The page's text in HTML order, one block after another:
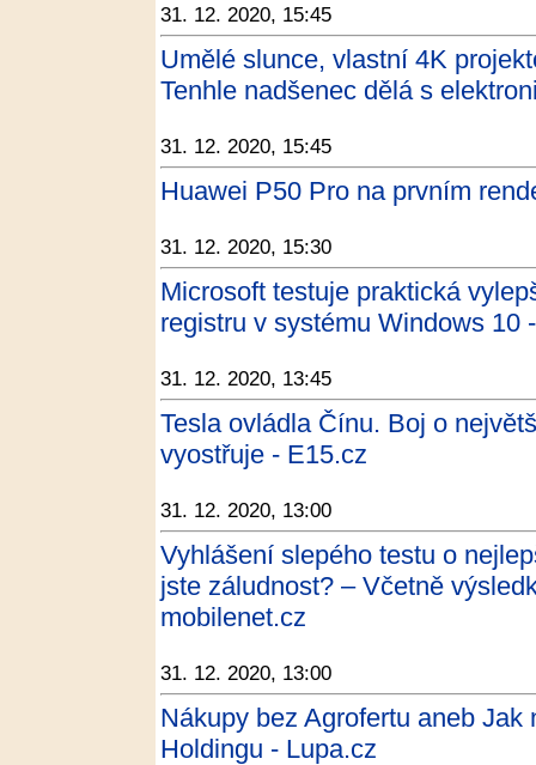
31. 12. 2020, 15:45
Umělé slunce, vlastní 4K
Tenhle nadšenec dělá s
31. 12. 2020, 15:45
Huawei P50 Pro na prvním
31. 12. 2020, 15:30
Microsoft testuje praktická
registru v systému Windows 10
31. 12. 2020, 13:45
Tesla ovládla Čínu. Boj o
vyostřuje - E15.cz
31. 12. 2020, 13:00
Vyhlášení slepého testu o
jste záludnost? – Včetně
mobilenet.cz
31. 12. 2020, 13:00
Nákupy bez Agrofertu aneb
Holdingu - Lupa.cz